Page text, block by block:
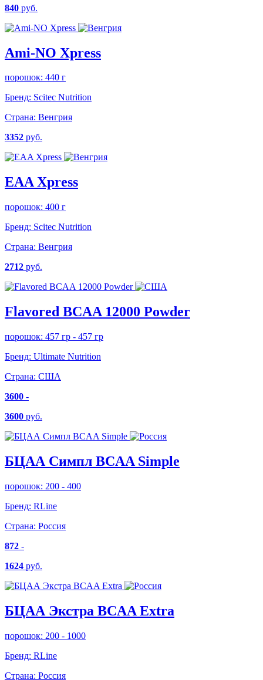
840 руб.
Ami-NO Xpress
порошок: 440 г
Бренд: Scitec Nutrition
Страна: Венгрия
3352 руб.
EAA Xpress
порошок: 400 г
Бренд: Scitec Nutrition
Страна: Венгрия
2712 руб.
Flavored BCAA 12000 Powder
порошок: 457 гр - 457 гр
Бренд: Ultimate Nutrition
Страна: США
3600 -
3600 руб.
БЦАА Симпл BCAA Simple
порошок: 200 - 400
Бренд: RLine
Страна: Россия
872 -
1624 руб.
БЦАА Экстра BCAA Extra
порошок: 200 - 1000
Бренд: RLine
Страна: Россия